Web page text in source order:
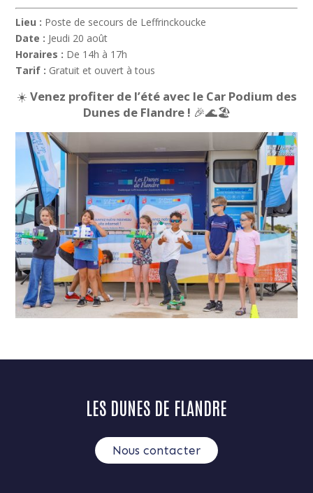
Lieu : Poste de secours de Leffrinckoucke
Date : Jeudi 20 août
Horaires : De 14h à 17h
Tarif : Gratuit et ouvert à tous
☀️Venez profiter de l’été avec le Car Podium des
Dunes de Flandre ! 🎉🌊🏖️
LES DUNES DE FLANDRE
Nous contacter